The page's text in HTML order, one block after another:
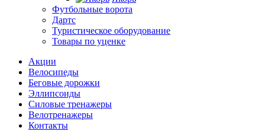
Футбольные ворота
Дартс
Туристическое оборудование
Товары по уценке
Акции
Велосипеды
Беговые дорожки
Эллипсоиды
Силовые тренажеры
Велотренажеры
Контакты